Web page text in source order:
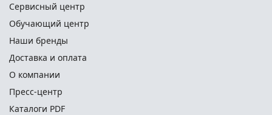
Сервисный центр
Обучающий центр
Наши бренды
Доставка и оплата
О компании
Пресс-центр
Каталоги PDF